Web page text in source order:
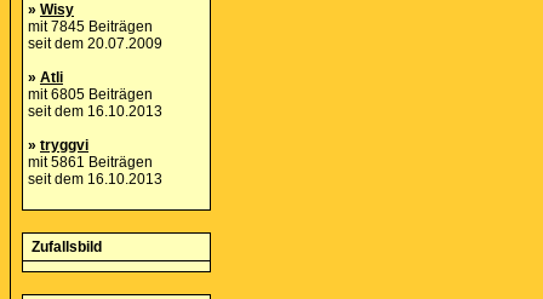
» Wisy
mit 7845 Beiträgen
seit dem 20.07.2009
» Atli
mit 6805 Beiträgen
seit dem 16.10.2013
» tryggvi
mit 5861 Beiträgen
seit dem 16.10.2013
Zufallsbild